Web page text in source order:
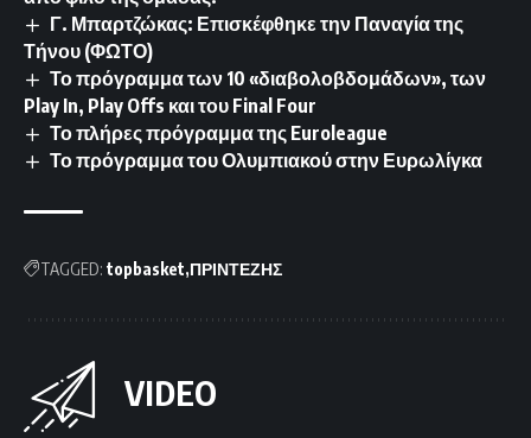
Γ. Μπαρτζώκας: Επισκέφθηκε την Παναγία της
Τήνου (ΦΩΤΟ)
Το πρόγραμμα των 10 «διαβολοβδομάδων», των
Play In, Play Offs και του Final Four
Το πλήρες πρόγραμμα της Euroleague
Το πρόγραμμα του Ολυμπιακού στην Ευρωλίγκα
TAGGED: topbasket ΠΡΙΝΤΕΖΗΣ
VIDEO